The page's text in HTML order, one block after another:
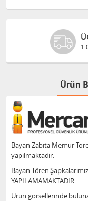
ÜCRETSIZ
1.000 TL ve üzeri
Ürün
Bayan Zabıta Memur
yapılmaktadır.
Bayan Tören
YAPILAMAMAKTADIR.
Ürün görsellerinde